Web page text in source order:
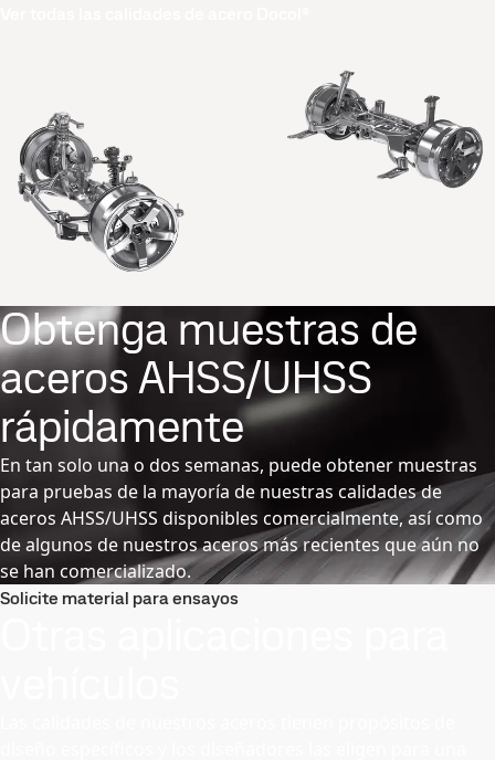
Obtenga muestras de
aceros AHSS/UHSS
rápidamente
En tan solo una o dos semanas, puede obtener muestras
para pruebas de la mayoría de nuestras calidades de
aceros AHSS/UHSS disponibles comercialmente, así como
de algunos de nuestros aceros más recientes que aún no
se han comercializado.
Solicite material para ensayos